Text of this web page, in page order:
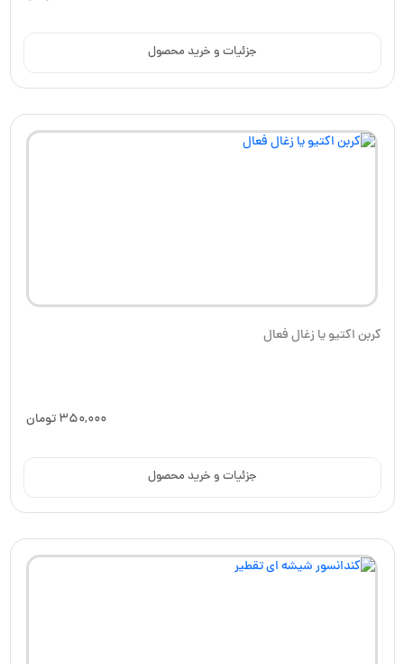
جزئیات و خرید محصول
کربن اکتیو یا زغال فعال
350,000تومان
جزئیات و خرید محصول